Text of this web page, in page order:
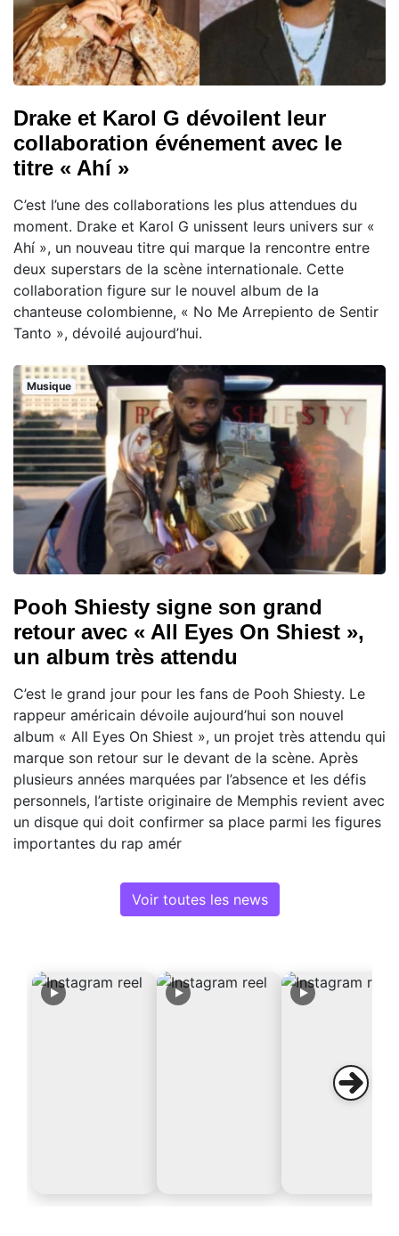
Drake et Karol G dévoilent leur
collaboration événement avec le
titre « Ahí »
C’est l’une des collaborations les plus attendues du
moment. Drake et Karol G unissent leurs univers sur «
Ahí », un nouveau titre qui marque la rencontre entre
deux superstars de la scène internationale. Cette
collaboration figure sur le nouvel album de la
chanteuse colombienne, « No Me Arrepiento de Sentir
Tanto », dévoilé aujourd’hui.
Musique
Pooh Shiesty signe son grand
retour avec « All Eyes On Shiest »,
un album très attendu
C’est le grand jour pour les fans de Pooh Shiesty. Le
rappeur américain dévoile aujourd’hui son nouvel
album « All Eyes On Shiest », un projet très attendu qui
marque son retour sur le devant de la scène. Après
plusieurs années marquées par l’absence et les défis
personnels, l’artiste originaire de Memphis revient avec
un disque qui doit confirmer sa place parmi les figures
importantes du rap amér
Voir toutes les news